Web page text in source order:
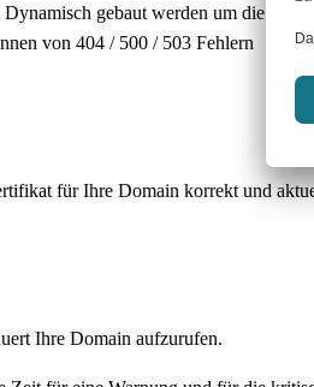
Dynamisch gebaut werden um die
von 404 / 500 / 503 Fehlern
für Ihre Domain korrekt und
Ihre Domain aufzurufen.